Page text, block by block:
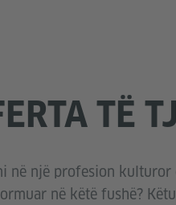
TË
në një profesion
në këtë fushë?